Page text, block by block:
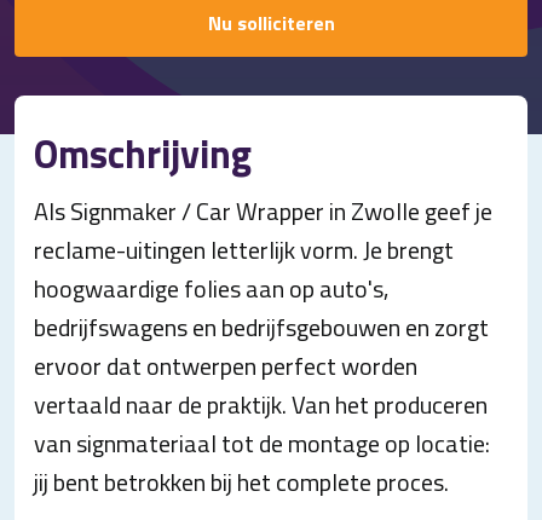
Nu solliciteren
Omschrijving
Als Signmaker / Car Wrapper in Zwolle geef je
reclame-uitingen letterlijk vorm. Je brengt
hoogwaardige folies aan op auto's,
bedrijfswagens en bedrijfsgebouwen en zorgt
ervoor dat ontwerpen perfect worden
vertaald naar de praktijk. Van het produceren
van signmateriaal tot de montage op locatie:
jij bent betrokken bij het complete proces.